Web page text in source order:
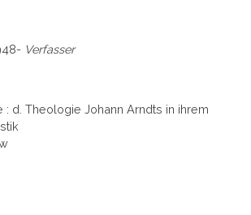
Verfasser
: d. Theologie Johann Arndts in ihrem